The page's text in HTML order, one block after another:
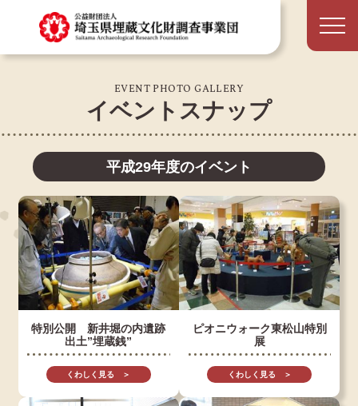
EVENT PHOTO GALLERY
イベントスナップ
平成29年度のイベント
特別公開 新井堀の内遺跡
出土”埋蔵銭”
くわしく見る ＞
ピオニウォーク東松山特別
展
くわしく見る ＞